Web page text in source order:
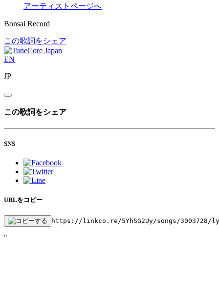
アーティストページへ
Bonsai Record
この歌詞をシェア
EN
JP
この歌詞をシェア
SNS
URLをコピー
https://linkco.re/5YhSG2Uy/songs/3003728/
"